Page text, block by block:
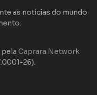
as notícias do mundo
Caprara Network
26).